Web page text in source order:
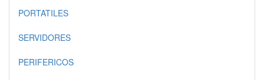
PORTATILES
SERVIDORES
PERIFERICOS